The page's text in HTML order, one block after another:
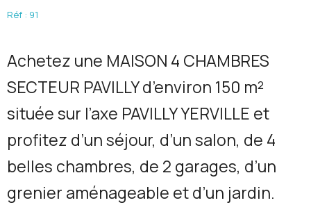
Réf : 91
Achetez une MAISON 4 CHAMBRES
SECTEUR PAVILLY d’environ 150 m²
située sur l’axe PAVILLY YERVILLE et
profitez d’un séjour, d’un salon, de 4
belles chambres, de 2 garages, d’un
grenier aménageable et d’un jardin.